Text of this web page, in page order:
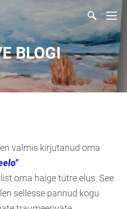
BLOGI
valmis kirjutanud oma
oma haige tütre elus. See
sellesse pannud kogu